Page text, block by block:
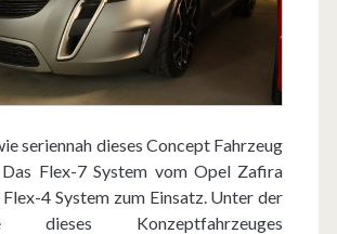
seriennah dieses Concept Fahrzeug
Flex-7 System vom Opel Zafira
4 System zum Einsatz. Unter der
dieses Konzeptfahrzeuges